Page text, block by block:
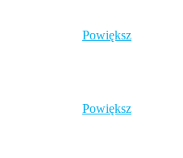
Powiększ
Powiększ